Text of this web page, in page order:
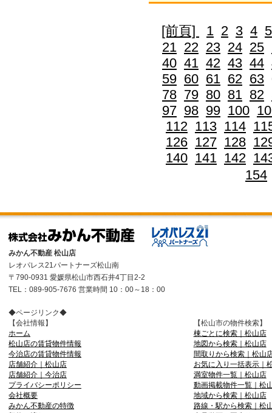
[前頁] 1 2 3 4 5
21 22 23 24 25
40 41 42 43 44
59 60 61 62 63
78 79 80 81 82
97 98 99 100
112 113 114
126 127 128
140 141 142
154
みかん不動産 松山店
レオパレス21パートナーズ松山南
〒790-0931 愛媛県松山市西石井4丁目2-2
TEL：089-905-7676 営業時間 10：00～18：00
◆ページリンク◆
【会社情報】
ホーム
松山店の賃貸物件情報
今治店の賃貸物件情報
店舗紹介｜松山店
店舗紹介｜今治店
プライバシーポリシー
会社概要
みかん不動産の特徴
【松山市の物件検索】
棟ごとに検索｜松山店
地図から検索｜松山店
間取りから検索｜松山
お気に入り一括表示｜
満室物件一覧｜松山店
動画掲載物件一覧｜松
地域から検索｜松山店
路線・駅から検索｜松